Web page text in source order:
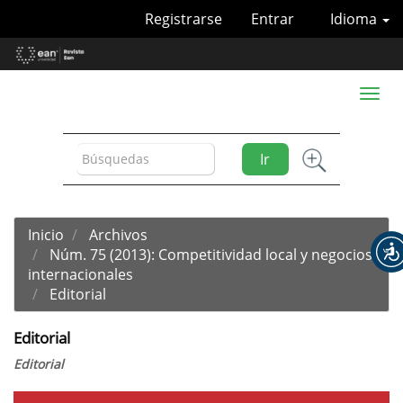
Contenido
principal
Idioma
Registrarse Entrar
Ir
Toggle
Inicio
Archivos
Núm. 75 (2013): Competitividad local y negocios
internacionales
Editorial
Editorial
Editorial